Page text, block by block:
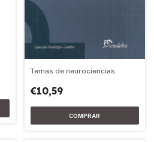
Temas de neurociencias
€10,59